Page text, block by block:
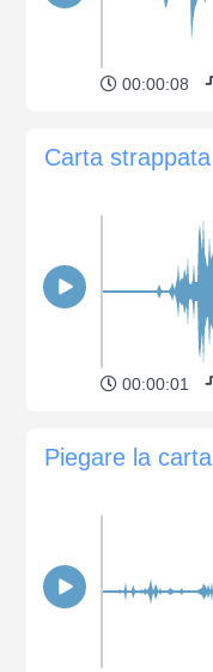
00:00:08
Carta strappata
00:00:01
Piegare la carta